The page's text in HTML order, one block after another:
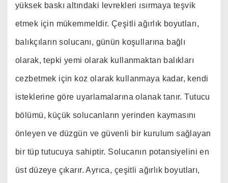
yüksek baskı altındaki levrekleri ısırmaya teşvik
etmek için mükemmeldir. Çeşitli ağırlık boyutları,
balıkçıların solucanı, günün koşullarına bağlı
olarak, tepki yemi olarak kullanmaktan balıkları
cezbetmek için koz olarak kullanmaya kadar, kendi
isteklerine göre uyarlamalarına olanak tanır. Tutucu
bölümü, küçük solucanların yerinden kaymasını
önleyen ve düzgün ve güvenli bir kurulum sağlayan
bir tüp tutucuya sahiptir. Solucanın potansiyelini en
üst düzeye çıkarır. Ayrıca, çeşitli ağırlık boyutları,